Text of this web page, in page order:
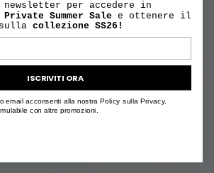
per accedere in
Private Summer Sale e ottenere il
collezione SS26!
ISCRIVITI ORA
email acconsenti alla nostra Policy sulla Privacy.
con altre promozioni.